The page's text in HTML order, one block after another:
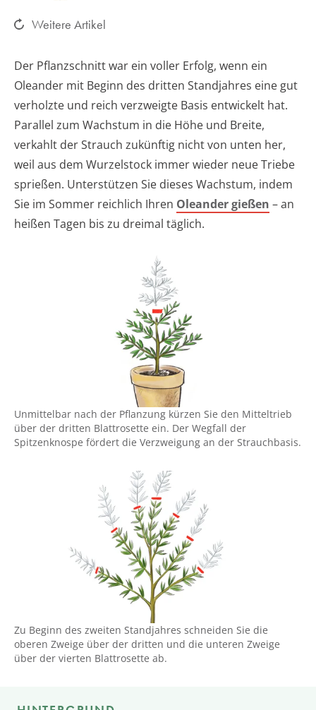
Weitere Artikel
Der Pflanzschnitt war ein voller Erfolg, wenn ein
Oleander mit Beginn des dritten Standjahres eine gut
verholzte und reich verzweigte Basis entwickelt hat.
Parallel zum Wachstum in die Höhe und Breite,
verkahlt der Strauch zukünftig nicht von unten her,
weil aus dem Wurzelstock immer wieder neue Triebe
sprießen. Unterstützen Sie dieses Wachstum, indem
Sie im Sommer reichlich Ihren Oleander gießen – an
heißen Tagen bis zu dreimal täglich.
Unmittelbar nach der Pflanzung kürzen Sie den Mitteltrieb
über der dritten Blattrosette ein. Der Wegfall der
Spitzenknospe fördert die Verzweigung an der Strauchbasis.
Zu Beginn des zweiten Standjahres schneiden Sie die
oberen Zweige über der dritten und die unteren Zweige
über der vierten Blattrosette ab.